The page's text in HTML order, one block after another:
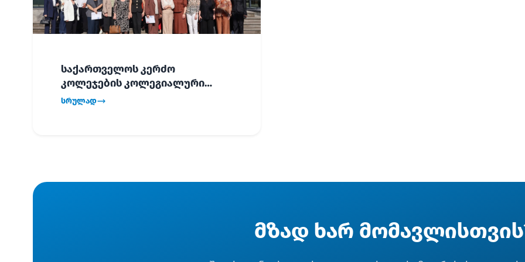
საქართველოს კერძო
კოლეჯების კოლეგიალური
ვიზიტი ბათუმში!
სრულად
მზად ხარ